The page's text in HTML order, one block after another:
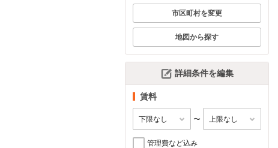
市区町村を変更
地図から探す
詳細条件を編集
賃料
〜
管理費など込み